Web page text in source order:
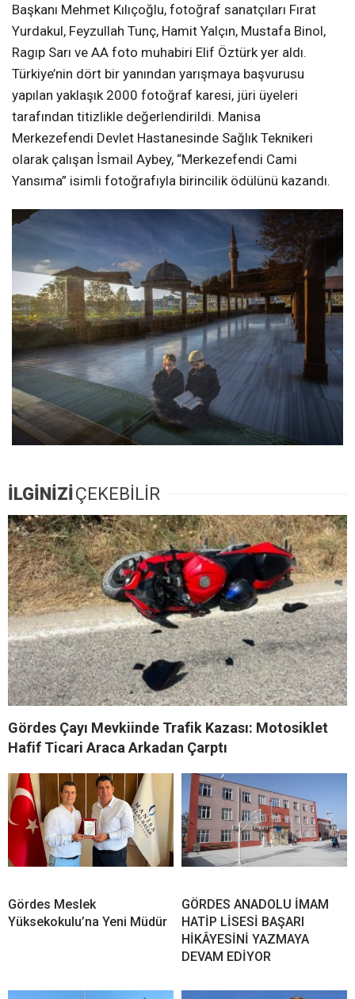
Başkanı Mehmet Kılıçoğlu, fotoğraf sanatçıları Fırat
Yurdakul, Feyzullah Tunç, Hamit Yalçın, Mustafa Binol,
Ragıp Sarı ve AA foto muhabiri Elif Öztürk yer aldı.
Türkiye’nin dört bir yanından yarışmaya başvurusu
yapılan yaklaşık 2000 fotoğraf karesi, jüri üyeleri
tarafından titizlikle değerlendirildi. Manisa
Merkezefendi Devlet Hastanesinde Sağlık Teknikeri
olarak çalışan İsmail Aybey, “Merkezefendi Cami
Yansıma” isimli fotoğrafıyla birincilik ödülünü kazandı.
İLGİNİZİÇEKEBİLİR
Gördes Çayı Mevkiinde Trafik Kazası: Motosiklet
Hafif Ticari Araca Arkadan Çarptı
Gördes Meslek
Yüksekokulu’na Yeni Müdür
GÖRDES ANADOLU İMAM
HATİP LİSESİ BAŞARI
HİKÂYESİNİ YAZMAYA
DEVAM EDİYOR